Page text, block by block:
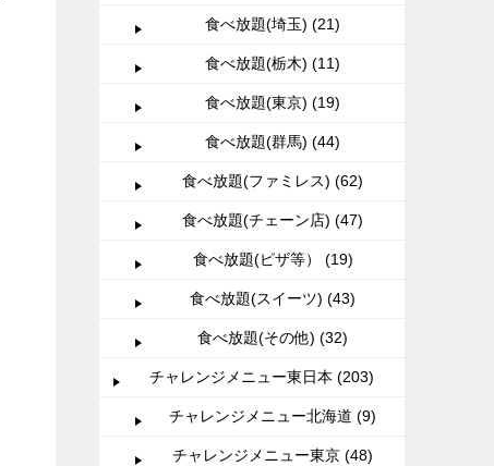
食べ放題(埼玉) (21)
食べ放題(栃木) (11)
食べ放題(東京) (19)
食べ放題(群馬) (44)
食べ放題(ファミレス) (62)
食べ放題(チェーン店) (47)
食べ放題(ピザ等） (19)
食べ放題(スイーツ) (43)
食べ放題(その他) (32)
チャレンジメニュー東日本 (203)
チャレンジメニュー北海道 (9)
チャレンジメニュー東京 (48)